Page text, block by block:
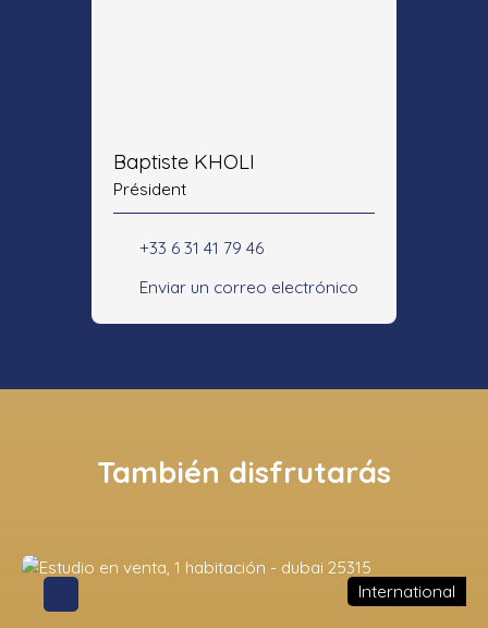
Baptiste KHOLI
Président
+33 6 31 41 79 46
Enviar un correo electrónico
También disfrutarás
International